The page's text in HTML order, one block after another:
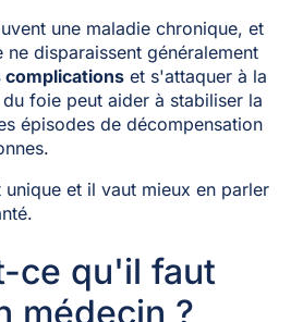
une maladie chronique, et
disparaissent généralement
complicationset s'attaquer à la
foie peut aider à stabiliser la
épisodes de décompensation
unique et il vaut mieux en parler
ce qu'il faut
médecin ?